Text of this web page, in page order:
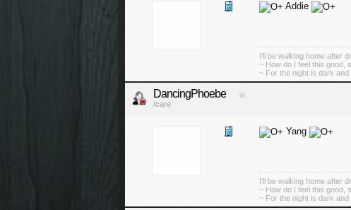
Addie
I'll be walking home after
~ How do I feel this good,
~ For the night is dark and
DancingPhoebe
/care
Yang
I'll be walking home after
~ How do I feel this good,
~ For the night is dark and